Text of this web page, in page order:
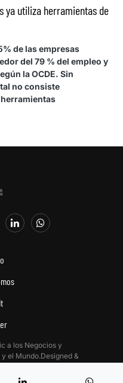
ya utiliza herramientas de
de las empresas
del 79 % del empleo y
la OCDE. Sin
no consiste
a los Negocios y
el Mundo.Designed &